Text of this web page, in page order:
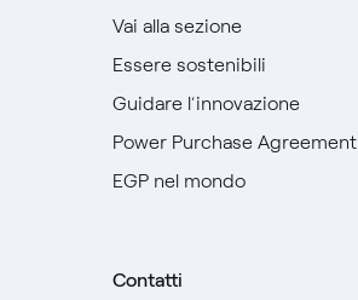
Vai alla sezione
Essere sostenibili
Guidare l’innovazione
Power Purchase Agreement
EGP nel mondo
Contatti